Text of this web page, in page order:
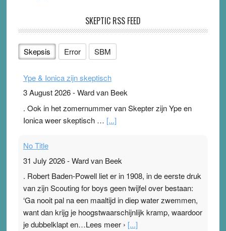
SKEPTIC RSS FEED
Skepsis Error SBM
Ype & Ionica zijn skeptisch
3 August 2026-Ward van Beek
. Ook in het zomernummer van Skepter zijn Ype en
Ionica weer skeptisch … [...]
No Title
31 July 2026-Ward van Beek
. Robert Baden-Powell liet er in 1908, in de eerste druk
van zijn Scouting for boys geen twijfel over bestaan:
‘Ga nooit pal na een maaltijd in diep water zwemmen,
want dan krijg je hoogstwaarschijnlijk kramp, waardoor
je dubbelklapt en…Lees meer › [...]